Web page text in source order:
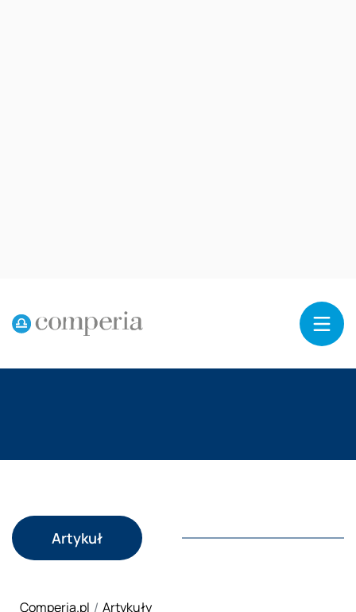
Artykuł
Comperia.pl
Artykuły